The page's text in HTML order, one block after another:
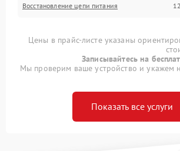
Восстановление цепи питания
Цены в прайс-листе указаны
Записывайтесь на
Мы проверим ваше устройство и укажем
Показать все услуги